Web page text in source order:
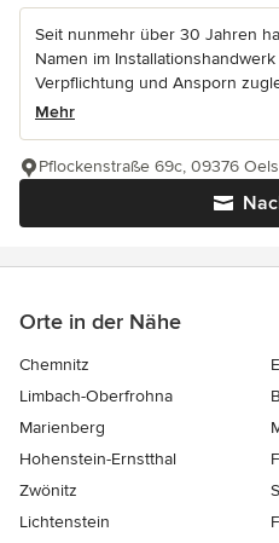
Seit nunmehr über 30 Jahren
Namen im
Verpflichtung und Ansporn
Mehr
Pflockenstraße 69c, 09376
Orte in der Nähe
Chemnitz
Limbach-Oberfrohna
Marienberg
Hohenstein-Ernstthal
Zwönitz
Lichtenstein